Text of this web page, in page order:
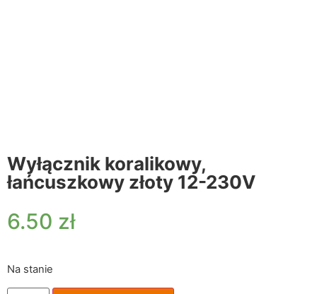
Wyłącznik koralikowy,
łańcuszkowy złoty 12-230V
6.50 zł
Na stanie